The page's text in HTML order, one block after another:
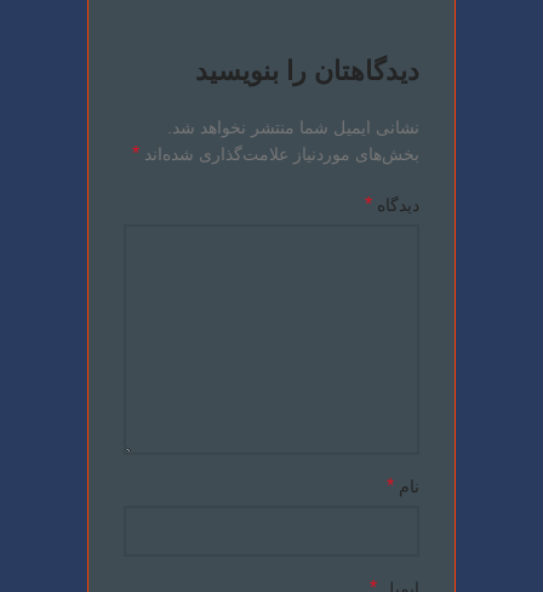
دیدگاهتان را بنویسید
نشانی ایمیل شما منتشر نخواهد شد.
بخش‌های موردنیاز علامت‌گذاری شده‌اند *
دیدگاه *
نام *
*